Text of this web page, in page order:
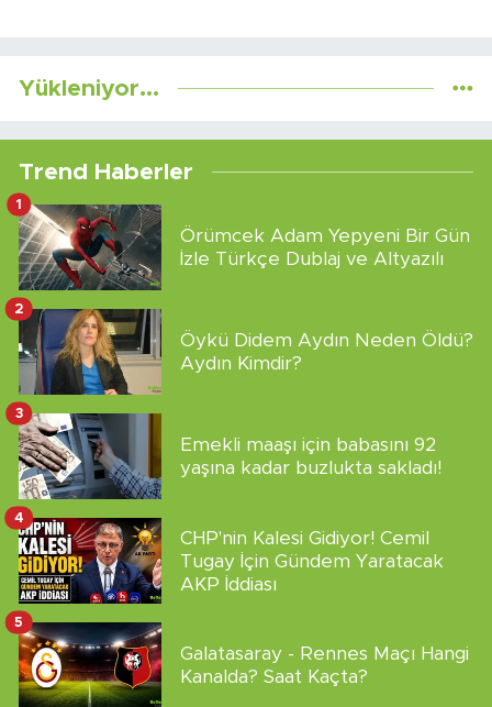
Yükleniyor...
Trend Haberler
Örümcek Adam Yepyeni Bir Gün
İzle Türkçe Dublaj ve Altyazılı
1
Öykü Didem Aydın Neden Öldü?
Aydın Kimdir?
2
Emekli maaşı için babasını 92
yaşına kadar buzlukta sakladı!
3
CHP'nin Kalesi Gidiyor! Cemil
Tugay İçin Gündem Yaratacak
AKP İddiası
4
Galatasaray - Rennes Maçı Hangi
Kanalda? Saat Kaçta?
5